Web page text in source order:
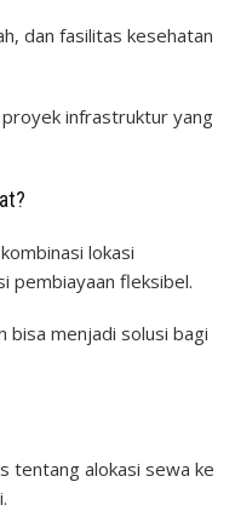
dan fasilitas kesehatan
infrastruktur yang
lokasi
pembiayaan fleksibel.
bisa menjadi solusi bagi
tentang alokasi sewa ke